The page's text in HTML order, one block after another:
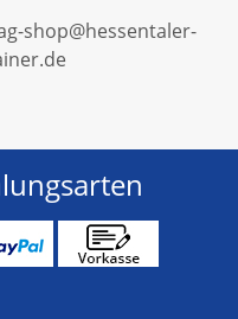
shop@hessentaler-